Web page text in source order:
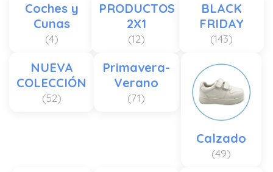
Coches y
Cunas
(4)
PRODUCTOS
2X1
(12)
BLACK
FRIDAY
(143)
NUEVA
COLECCIÓN
(52)
Primavera-
Verano
(71)
Calzado
(49)